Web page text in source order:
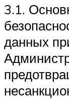
3.1.
данных